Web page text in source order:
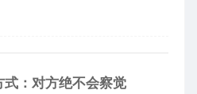
：对方绝不会察觉